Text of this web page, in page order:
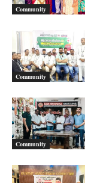
Community
Community
Community